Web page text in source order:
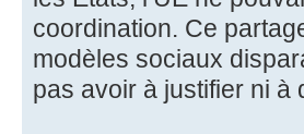
coordination. Ce
modèles sociaux
pas avoir à justifier ni à